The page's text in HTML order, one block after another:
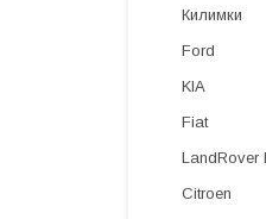
Килимки
Ford
KIA
Fiat
LandRover
Citroen